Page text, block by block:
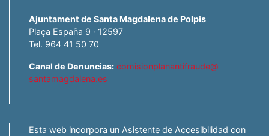
Ajuntament de Santa Magdalena de Polpis
Plaça España 9 · 12597
Tel. 964 41 50 70
Canal de Denuncias: comisionplanantifraude@
santamagdalena.es
Esta web incorpora un Asistente de Accesibilidad con